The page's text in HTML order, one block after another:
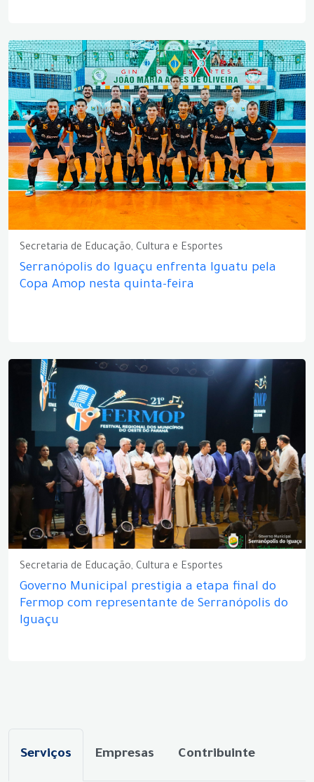
Secretaria de Educação, Cultura e Esportes
Serranópolis do Iguaçu enfrenta Iguatu pela
Copa Amop nesta quinta-feira
Secretaria de Educação, Cultura e Esportes
Governo Municipal prestigia a etapa final do
Fermop com representante de Serranópolis do
Iguaçu
Serviços Empresas Contribuinte